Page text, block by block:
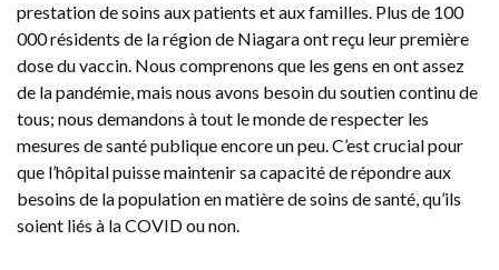
prestation de soins aux patients et aux familles. Plus de 100
000 résidents de la région de Niagara ont reçu leur première
dose du vaccin. Nous comprenons que les gens en ont assez
de la pandémie, mais nous avons besoin du soutien continu de
tous; nous demandons à tout le monde de respecter les
mesures de santé publique encore un peu. C’est crucial pour
que l’hôpital puisse maintenir sa capacité de répondre aux
besoins de la population en matière de soins de santé, qu’ils
soient liés à la COVID ou non.